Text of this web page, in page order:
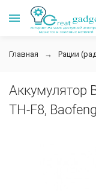
Главная Рации
Аккумулятор
TH-F8,